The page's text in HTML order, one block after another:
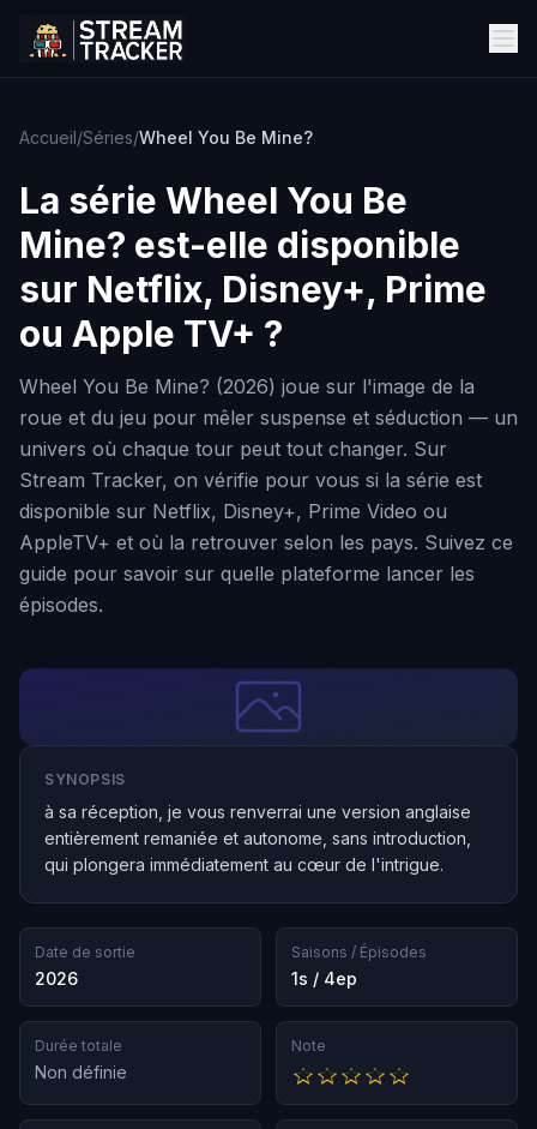
Accueil/Séries/Wheel You Be Mine?
La série Wheel You Be
Mine? est-elle disponible
sur Netflix, Disney+, Prime
ou Apple TV+ ?
Wheel You Be Mine? (2026) joue sur l'image de la
roue et du jeu pour mêler suspense et séduction — un
univers où chaque tour peut tout changer. Sur
Stream Tracker, on vérifie pour vous si la série est
disponible sur Netflix, Disney+, Prime Video ou
AppleTV+ et où la retrouver selon les pays. Suivez ce
guide pour savoir sur quelle plateforme lancer les
épisodes.
SYNOPSIS
à sa réception, je vous renverrai une version anglaise
entièrement remaniée et autonome, sans introduction,
qui plongera immédiatement au cœur de l'intrigue.
Date de sortie
2026
Saisons / Épisodes
1s / 4ep
Durée totale
Non définie
Note